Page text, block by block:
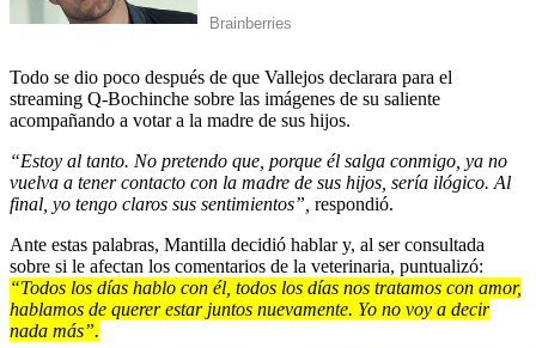
Todo se dio poco después de que Vallejos declarara para el
streaming Q-Bochinche sobre las imágenes de su saliente
acompañando a votar a la madre de sus hijos.
“Estoy al tanto. No pretendo que, porque él salga conmigo, ya no
vuelva a tener contacto con la madre de sus hijos, sería ilógico. Al
final, yo tengo claros sus sentimientos”, respondió.
Ante estas palabras, Mantilla decidió hablar y, al ser consultada
sobre si le afectan los comentarios de la veterinaria, puntualizó:
“Todos los días hablo con él, todos los días nos tratamos con amor,
hablamos de querer estar juntos nuevamente. Yo no voy a decir
nada más”.